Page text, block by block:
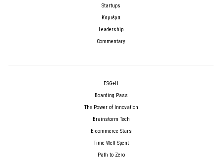
Startups
Καριέρα
Leadership
Commentary
ESG+H
Boarding Pass
The Power of Innovation
Brainstorm Tech
E-commerce Stars
Time Well Spent
Path to Zero